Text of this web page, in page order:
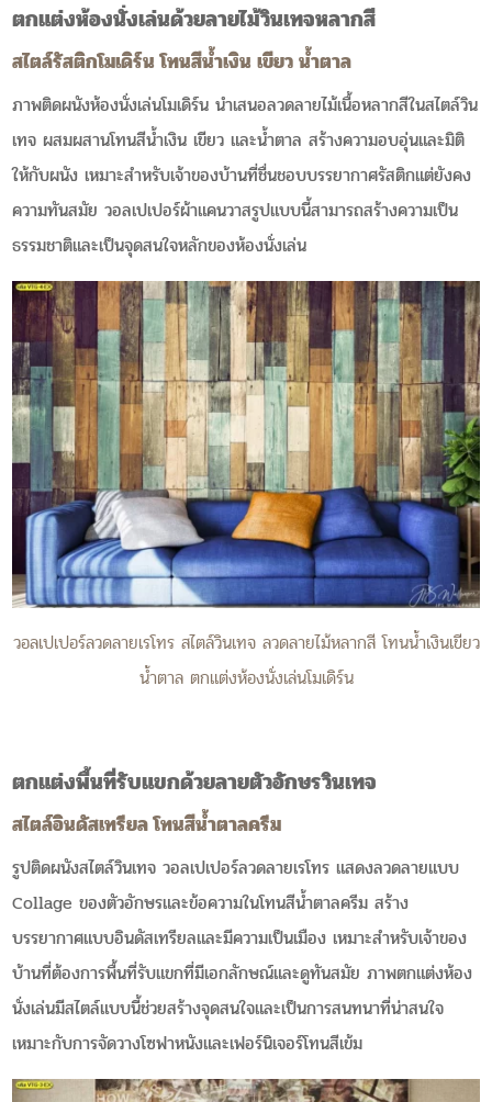
ตกแต่งห้องนั่งเล่นด้วยลายไม้วินเทจหลากสี
สไตล์รัสติกโมเดิร์น โทนสีน้ำเงิน เขียว น้ำตาล
ภาพติดผนังห้องนั่งเล่นโมเดิร์น นำเสนอลวดลายไม้เนื้อหลากสีในสไตล์วิน
เทจ ผสมผสานโทนสีน้ำเงิน เขียว และน้ำตาล สร้างความอบอุ่นและมิติ
ให้กับผนัง เหมาะสำหรับเจ้าของบ้านที่ชื่นชอบบรรยากาศรัสติกแต่ยังคง
ความทันสมัย วอลเปเปอร์ผ้าแคนวาสรูปแบบนี้สามารถสร้างความเป็น
ธรรมชาติและเป็นจุดสนใจหลักของห้องนั่งเล่น
วอลเปเปอร์ลวดลายเรโทร สไตล์วินเทจ ลวดลายไม้หลากสี โทนน้ำเงินเขียว
น้ำตาล ตกแต่งห้องนั่งเล่นโมเดิร์น
ตกแต่งพื้นที่รับแขกด้วยลายตัวอักษรวินเทจ
สไตล์อินดัสเทรียล โทนสีน้ำตาลครีม
รูปติดผนังสไตล์วินเทจ วอลเปเปอร์ลวดลายเรโทร แสดงลวดลายแบบ
Collage ของตัวอักษรและข้อความในโทนสีน้ำตาลครีม สร้าง
บรรยากาศแบบอินดัสเทรียลและมีความเป็นเมือง เหมาะสำหรับเจ้าของ
บ้านที่ต้องการพื้นที่รับแขกที่มีเอกลักษณ์และดูทันสมัย ภาพตกแต่งห้อง
นั่งเล่นมีสไตล์แบบนี้ช่วยสร้างจุดสนใจและเป็นการสนทนาที่น่าสนใจ
เหมาะกับการจัดวางโซฟาหนังและเฟอร์นิเจอร์โทนสีเข้ม